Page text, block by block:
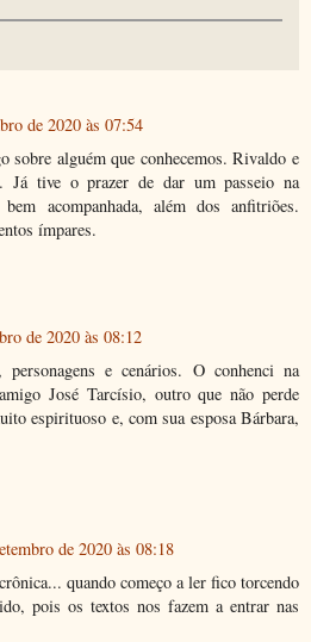
de 2020 às 07:54
sobre alguém que conhecemos. Rivaldo e
Já tive o prazer de dar um passeio na
acompanhada, além dos anfitriões.
ímpares.
de 2020 às 08:12
e cenários. O conhenci na
José Tarcísio, outro que não perde
espirituoso e, com sua esposa Bárbara,
de 2020 às 08:18
quando começo a ler fico torcendo
pois os textos nos fazem a entrar nas